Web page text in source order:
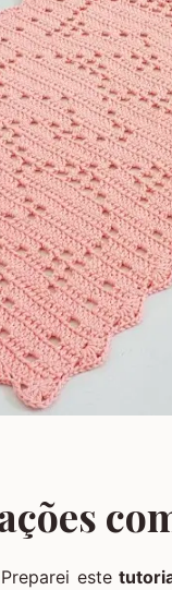
este